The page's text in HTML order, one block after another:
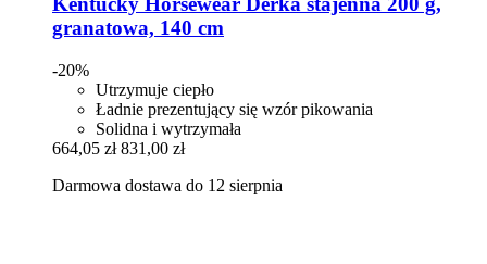
granatowa, 140 cm
-20%
Utrzymuje ciepło
Ładnie prezentujący się wzór pikowania
Solidna i wytrzymała
664,05 zł 831,00 zł
Darmowa dostawa do 12 sierpnia